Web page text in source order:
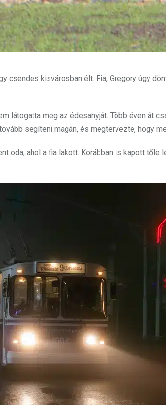
csendes kisvárosban élt. Fia, Gregory úgy
látogatta meg az édesanyját. Több éven át
segíteni magán, és megtervezte, hogy
oda, ahol a fia lakott. Korábban is kapott